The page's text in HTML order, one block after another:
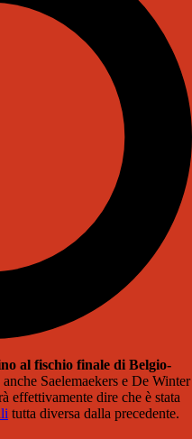
al fischio finale di Belgio-
Saelemaekers e De Winter
effettivamente dire che è stata
tutta diversa dalla precedente.